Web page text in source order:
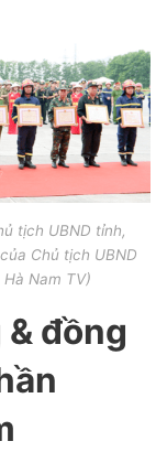
tịch UBND tỉnh,
Chủ tịch UBND
Hà Nam TV)
đồng